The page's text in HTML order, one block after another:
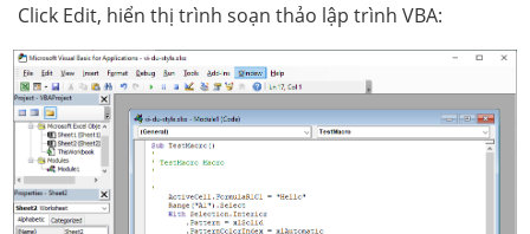
Click Edit, hiển thị trình soạn thảo lập trình VBA: